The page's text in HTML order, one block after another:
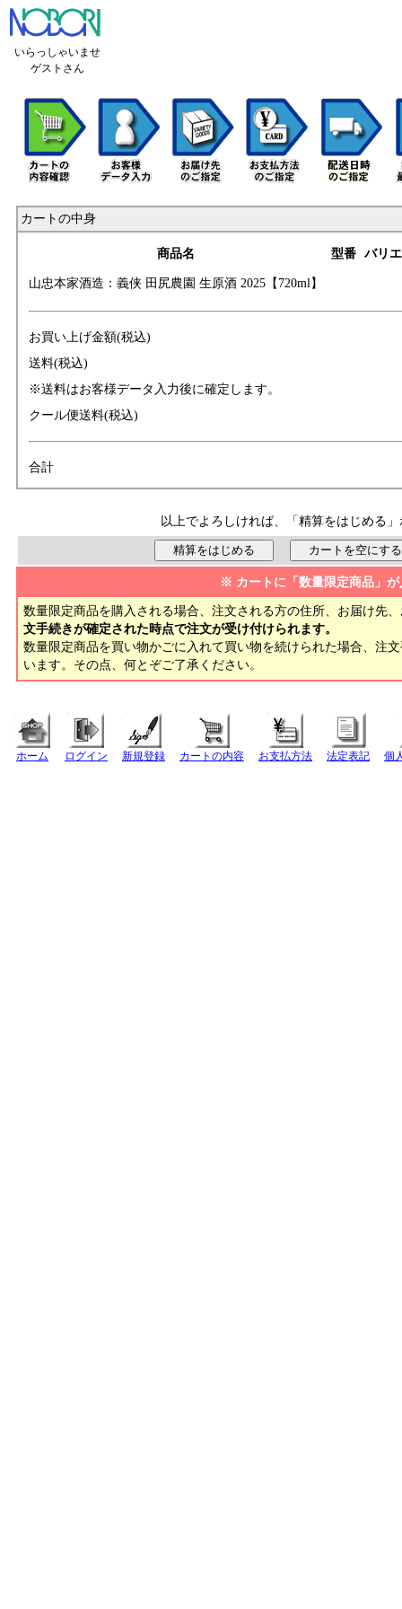
いらっしゃいませ
ゲストさん
カートの中身
商品名 型番 バリ
山忠本家酒造：義侠 田尻農園 生原酒 2025【720ml】
お買い上げ金額(税込)
送料(税込)
※送料はお客様データ入力後に確定します。
クール便送料(税込)
合計
以上でよろしければ、「精算をはじめる
※ カートに「数量限定商品」
数量限定商品を購入される場合、注文される方の住所、お届け先
文手続きが確定された時点で注文が受け付けられます。
数量限定商品を買い物かごに入れて買い物を続けられた場合、注
います。その点、何とぞご了承ください。
ホーム ログイン 新規登録 カートの内容 お支払方法 法定表記 個